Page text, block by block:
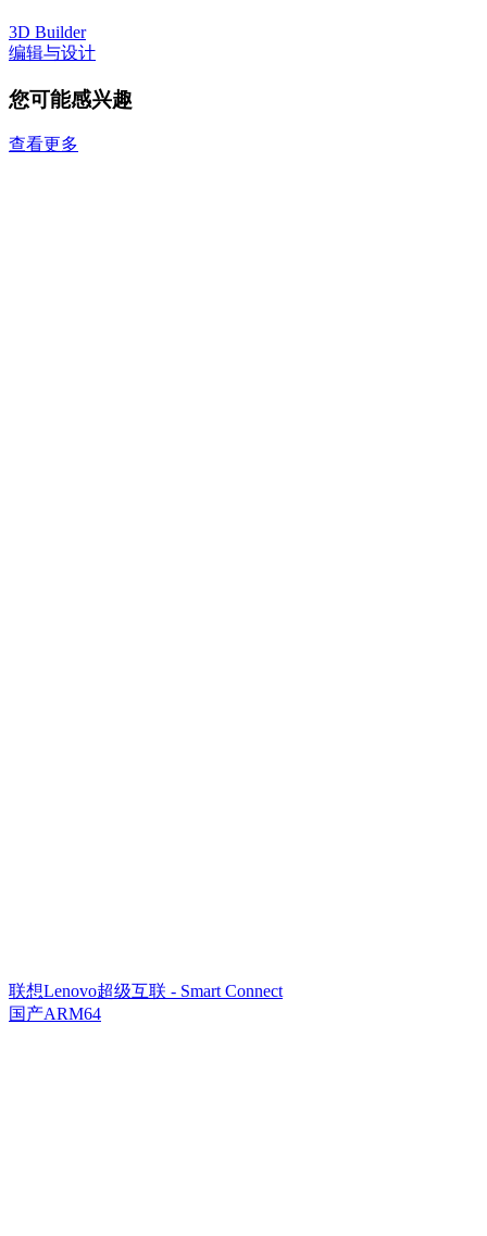
3D Builder
编辑与设计
您可能感兴趣
查看更多
联想Lenovo超级互联 - Smart Connect
国产ARM64